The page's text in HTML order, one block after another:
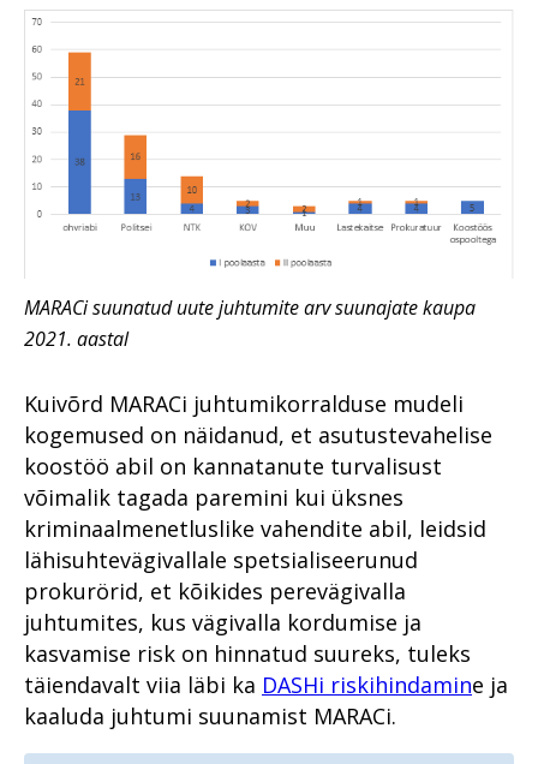
MARACi suunatud uute juhtumite arv suunajate kaupa
2021. aastal
Kuivõrd MARACi juhtumikorralduse mudeli
kogemused on näidanud, et asutustevahelise
koostöö abil on kannatanute turvalisust
võimalik tagada paremini kui üksnes
kriminaalmenetluslike vahendite abil, leidsid
lähisuhtevägivallale spetsialiseerunud
prokurörid, et kõikides perevägivalla
juhtumites, kus vägivalla kordumise ja
kasvamise risk on hinnatud suureks, tuleks
täiendavalt viia läbi ka DASHi riskihindamine ja
kaaluda juhtumi suunamist MARACi.